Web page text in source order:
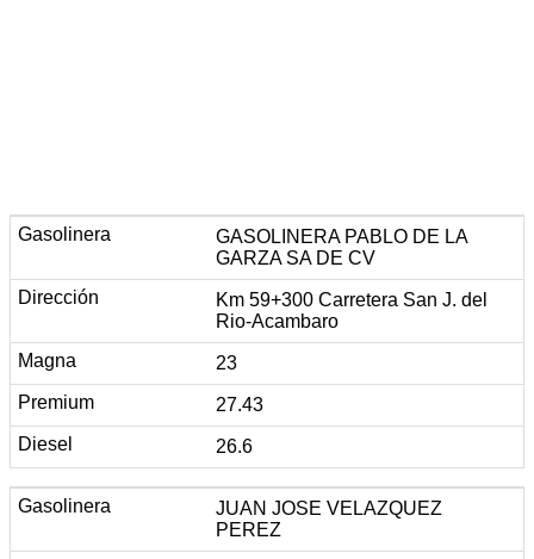
GASOLINERA PABLO DE LA
GARZA SA DE CV
Km 59+300 Carretera San J. del
Rio-Acambaro
23
27.43
26.6
JUAN JOSE VELAZQUEZ
PEREZ